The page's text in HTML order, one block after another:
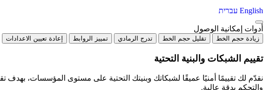
English עברית
أدوات إمكانية الوصول
زيادة حجم الخط تقليل حجم الخط تدرج الرمادي تمييز الروابط إعادة تعيين الاعدادات
تقييم الشبكات والبنية التحتية
نقدّم لك تقييمًا أمنيًا عميقًا لشبكاتك وبنيتك التحتية على مستوى المؤسسات،
والتحكم بدقة عالية.